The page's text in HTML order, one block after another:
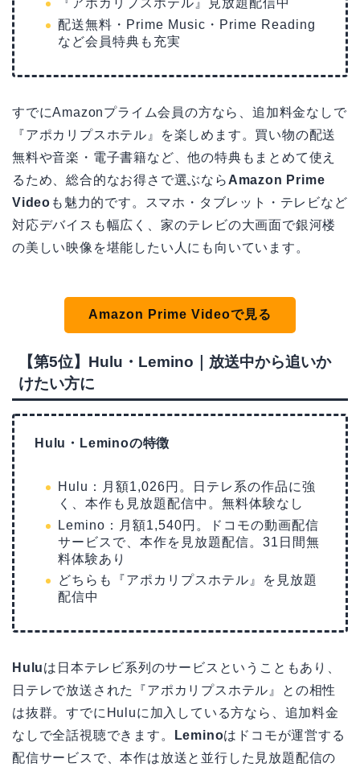
『アポカリプスホテル』見放題配信中
配送無料・Prime Music・Prime Reading
など会員特典も充実
すでにAmazonプライム会員の方なら、追加料金なしで
『アポカリプスホテル』を楽しめます。買い物の配送
無料や音楽・電子書籍など、他の特典もまとめて使え
るため、総合的なお得さで選ぶなら Amazon Prime
Video も魅力的です。スマホ・タブレット・テレビなど
対応デバイスも幅広く、家のテレビの大画面で銀河楼
の美しい映像を堪能したい人にも向いています。
Amazon Prime Videoで見る
【第5位】Hulu・Lemino｜放送中から追いか
けたい方に
Hulu・Leminoの特徴
Hulu：月額1,026円。日テレ系の作品に強
く、本作も見放題配信中。無料体験なし
Lemino：月額1,540円。ドコモの動画配信
サービスで、本作を見放題配信。31日間無
料体験あり
どちらも『アポカリプスホテル』を見放題
配信中
Huluは日本テレビ系列のサービスということもあり、
日テレで放送された『アポカリプスホテル』との相性
は抜群。すでにHuluに加入している方なら、追加料金
なしで全話視聴できます。
Leminoはドコモが運営する
配信サービスで、本作は放送と並行した見放題配信の